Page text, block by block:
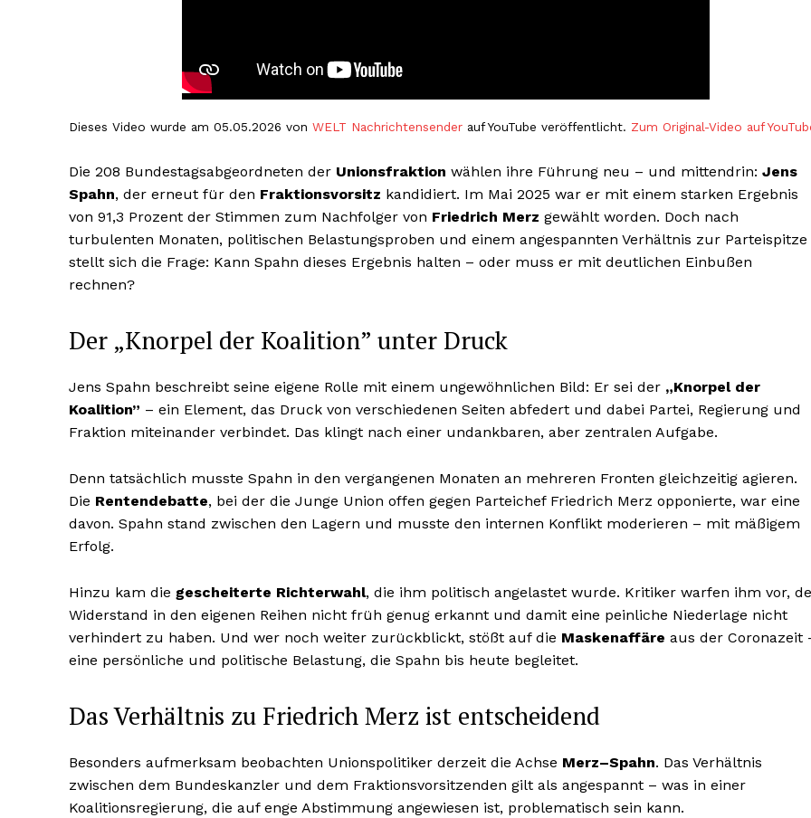
Dieses Video wurde am 05.05.2026 von WELT Nachrichtensender auf YouTube veröffentlicht. Zum Original-Video auf
Die 208 Bundestagsabgeordneten der Unionsfraktion wählen ihre Führung neu – und mittendrin: Jens
Spahn, der erneut für den Fraktionsvorsitz kandidiert. Im Mai 2025 war er mit einem starken Ergebnis
von 91,3 Prozent der Stimmen zum Nachfolger von Friedrich Merz gewählt worden. Doch nach
turbulenten Monaten, politischen Belastungsproben und einem angespannten Verhältnis zur Parteispitze
stellt sich die Frage: Kann Spahn dieses Ergebnis halten – oder muss er mit deutlichen Einbußen
rechnen?
Der „Knorpel der Koalition” unter Druck
Jens Spahn beschreibt seine eigene Rolle mit einem ungewöhnlichen Bild: Er sei der „Knorpel der
Koalition” – ein Element, das Druck von verschiedenen Seiten abfedert und dabei Partei, Regierung und
Fraktion miteinander verbindet. Das klingt nach einer undankbaren, aber zentralen Aufgabe.
Denn tatsächlich musste Spahn in den vergangenen Monaten an mehreren Fronten gleichzeitig agieren.
Die Rentendebatte, bei der die Junge Union offen gegen Parteichef Friedrich Merz opponierte, war eine
davon. Spahn stand zwischen den Lagern und musste den internen Konflikt moderieren – mit mäßigem
Erfolg.
Hinzu kam die gescheiterte Richterwahl, die ihm politisch angelastet wurde. Kritiker warfen ihm vor,
Widerstand in den eigenen Reihen nicht früh genug erkannt und damit eine peinliche Niederlage nicht
verhindert zu haben. Und wer noch weiter zurückblickt, stößt auf die Maskenaffäre aus der Coronazeit
eine persönliche und politische Belastung, die Spahn bis heute begleitet.
Das Verhältnis zu Friedrich Merz ist entscheidend
Besonders aufmerksam beobachten Unionspolitiker derzeit die Achse Merz–Spahn. Das Verhältnis
zwischen dem Bundeskanzler und dem Fraktionsvorsitzenden gilt als angespannt – was in einer
Koalitionsregierung, die auf enge Abstimmung angewiesen ist, problematisch sein kann.